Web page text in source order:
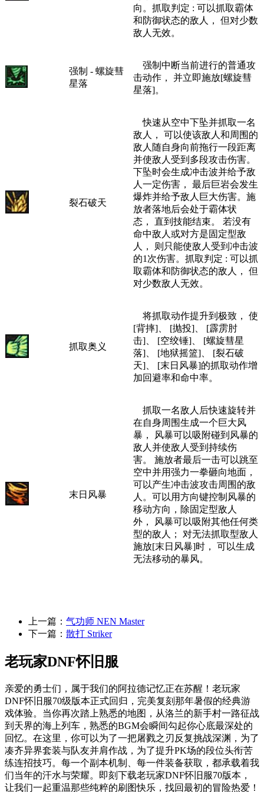
向。抓取判定 : 可以抓取霸体
和防御状态的敌人， 但对少数
敌人无效。
强制 - 螺旋彗
星落
强制中断当前进行的普通攻
击动作， 并立即施放[螺旋彗
星落]。
裂石破天
快速从空中下坠并抓取一名
敌人， 可以使该敌人和周围的
敌人随自身向前拖行一段距离
并使敌人受到多段攻击伤害。
下坠时会生成冲击波并给予敌
人一定伤害， 最后巨岩会发生
爆炸并给予敌人巨大伤害。施
放者落地后会处于霸体状
态， 直到技能结束。 若没有
命中敌人或对方是固定型敌
人， 则只能使敌人受到冲击波
的1次伤害。抓取判定 : 可以抓
取霸体和防御状态的敌人， 但
对少数敌人无效。
抓取奥义
将抓取动作提升到极致， 使
[背摔]、 [抛投]、 [霹雳肘
击]、 [空绞锤]、 [螺旋彗星
落]、 [地狱摇篮]、 [裂石破
天]、 [末日风暴]的抓取动作增
加回避率和命中率。
末日风暴
抓取一名敌人后快速旋转并
在自身周围生成一个巨大风
暴， 风暴可以吸附碰到风暴的
敌人并使敌人受到持续伤
害。 施放者最后一击可以跳至
空中并用强力一拳砸向地面，
可以产生冲击波攻击周围的敌
人。可以用方向键控制风暴的
移动方向，除固定型敌人
外， 风暴可以吸附其他任何类
型的敌人； 对无法抓取型敌人
施放[末日风暴]时， 可以生成
无法移动的暴风。
上一篇： 气功师 NEN Master
下一篇： 散打 Striker
老玩家DNF怀旧服
亲爱的勇士们，属于我们的阿拉德记忆正在苏醒！老玩家
DNF怀旧服70级版本正式回归，完美复刻那年暑假的经典游
戏体验。当你再次踏上熟悉的地图，从洛兰的新手村一路征战
到天界的海上列车，熟悉的BGM会瞬间勾起你心底最深处的
回忆。在这里，你可以为了一把屠戮之刃反复挑战深渊，为了
凑齐异界套装与队友并肩作战，为了提升PK场的段位头衔苦
练连招技巧。每一个副本机制、每一件装备获取，都承载着我
们当年的汗水与荣耀。即刻下载老玩家DNF怀旧服70版本，
让我们一起重温那些纯粹的刷图快乐，找回最初的冒险热爱！